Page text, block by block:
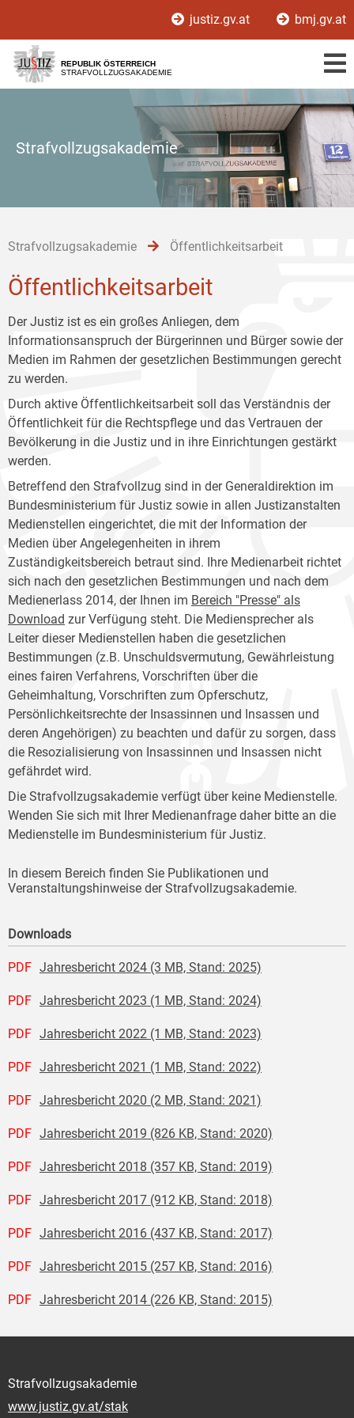
[1]
[2]
[3]
justiz.gv.at bmj.gv.at
REPUBLIK ÖSTERREICH
STRAFVOLLZUGSAKADEMIE
Strafvollzugsakademie
Strafvollzugsakademie Öffentlichkeitsarbeit
Öffentlichkeitsarbeit
Der Justiz ist es ein großes Anliegen, dem
Informationsanspruch der Bürgerinnen und Bürger sowie der
Medien im Rahmen der gesetzlichen Bestimmungen gerecht
zu werden.
Durch aktive Öffentlichkeitsarbeit soll das Verständnis der
Öffentlichkeit für die Rechtspflege und das Vertrauen der
Bevölkerung in die Justiz und in ihre Einrichtungen gestärkt
werden.
Betreffend den Strafvollzug sind in der Generaldirektion im
Bundesministerium für Justiz sowie in allen Justizanstalten
Medienstellen eingerichtet, die mit der Information der
Medien über Angelegenheiten in ihrem
Zuständigkeitsbereich betraut sind. Ihre Medienarbeit richtet
sich nach den gesetzlichen Bestimmungen und nach dem
Medienerlass 2014, der Ihnen im Bereich "Presse" als
Download zur Verfügung steht. Die Mediensprecher als
Leiter dieser Medienstellen haben die gesetzlichen
Bestimmungen (z.B. Unschuldsvermutung, Gewährleistung
eines fairen Verfahrens, Vorschriften über die
Geheimhaltung, Vorschriften zum Opferschutz,
Persönlichkeitsrechte der Insassinnen und Insassen und
deren Angehörigen) zu beachten und dafür zu sorgen, dass
die Resozialisierung von Insassinnen und Insassen nicht
gefährdet wird.
Die Strafvollzugsakademie verfügt über keine Medienstelle.
Wenden Sie sich mit Ihrer Medienanfrage daher bitte an die
Medienstelle im Bundesministerium für Justiz.
In diesem Bereich finden Sie Publikationen und
Veranstaltungshinweise der Strafvollzugsakademie.
Downloads
PDF Jahresbericht 2024 (3 MB, Stand: 2025)
PDF Jahresbericht 2023 (1 MB, Stand: 2024)
PDF Jahresbericht 2022 (1 MB, Stand: 2023)
PDF Jahresbericht 2021 (1 MB, Stand: 2022)
PDF Jahresbericht 2020 (2 MB, Stand: 2021)
PDF Jahresbericht 2019 (826 KB, Stand: 2020)
PDF Jahresbericht 2018 (357 KB, Stand: 2019)
PDF Jahresbericht 2017 (912 KB, Stand: 2018)
PDF Jahresbericht 2016 (437 KB, Stand: 2017)
PDF Jahresbericht 2015 (257 KB, Stand: 2016)
PDF Jahresbericht 2014 (226 KB, Stand: 2015)
Strafvollzugsakademie
www.justiz.gv.at/stak